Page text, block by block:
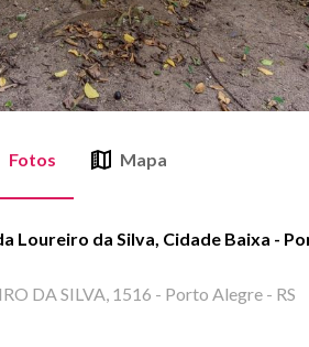
Fotos Mapa
Loureiro da Silva, Cidade Baixa -
DA SILVA, 1516 - Porto Alegre - RS